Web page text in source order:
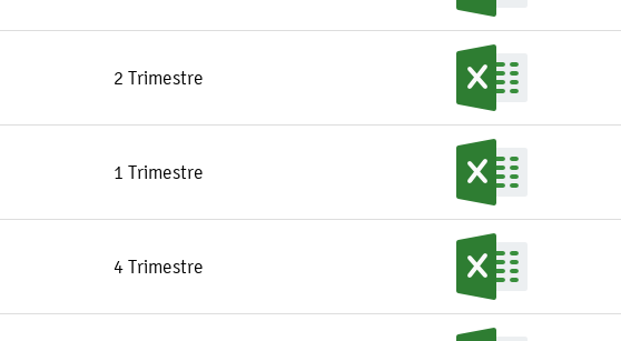
2 Trimestre
1 Trimestre
4 Trimestre